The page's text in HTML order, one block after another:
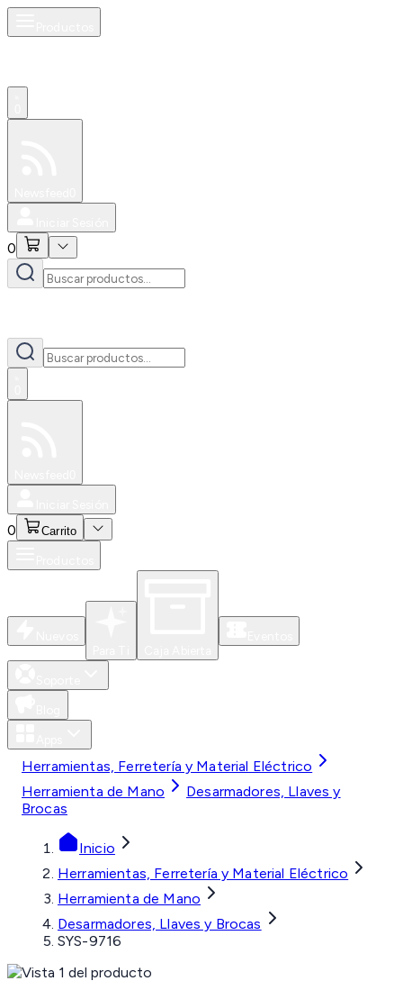
0
0 Carrito
Herramientas, Ferretería y Material Eléctrico
Herramienta de Mano
Desarmadores, Llaves y
Brocas
Inicio
Herramientas, Ferretería y Material Eléctrico
Herramienta de Mano
Desarmadores, Llaves y Brocas
SYS-9716